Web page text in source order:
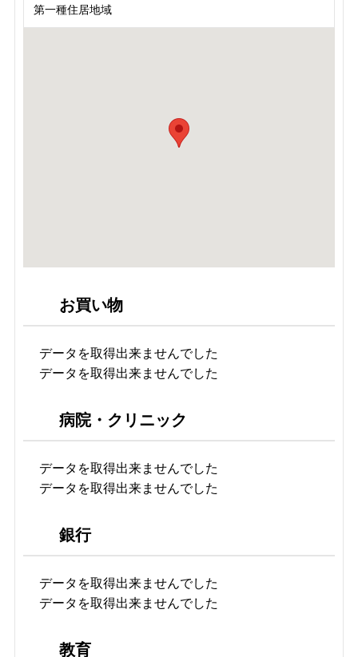
第一種住居地域
お買い物
データを取得出来ませんでした
データを取得出来ませんでした
病院・クリニック
データを取得出来ませんでした
データを取得出来ませんでした
銀行
データを取得出来ませんでした
データを取得出来ませんでした
教育